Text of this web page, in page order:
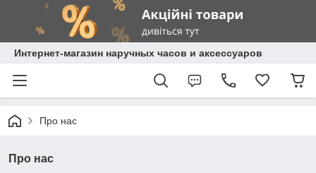
Интернет-магазин наручных часов и аксессуаров
Про нас
Про нас